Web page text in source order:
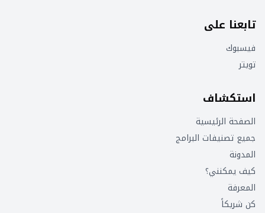
تابعنا على
فيسبوك
تويتر
استكشاف
الصفحة الرئيسية
جميع تصنيفات البرامج
المدونة
كيف يمكنني؟
المعرفة
كن شريكاً